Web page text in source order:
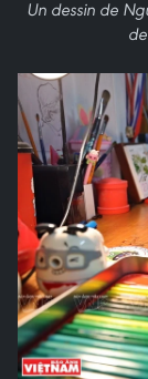
Un dessin de